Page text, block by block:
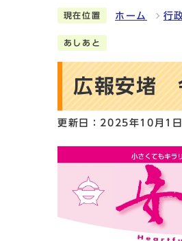
現在位置 ホーム 行
あしあと
広報安堵
更新日：2025年10月1日